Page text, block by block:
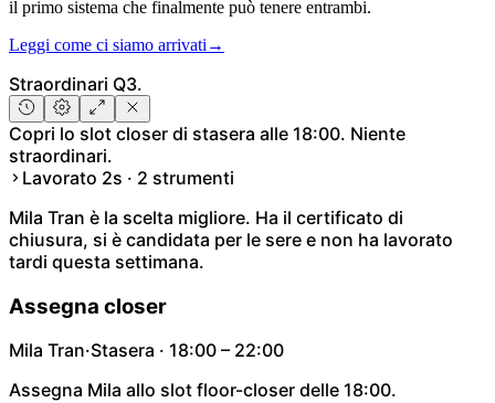
il primo sistema che finalmente può tenere entrambi.
Leggi come ci siamo arrivati →
Straordinari Q3.
Copri lo slot closer di stasera alle 18:00. Niente
straordinari.
Lavorato 2s · 2 strumenti
Mila Tran è la scelta migliore. Ha il certificato di
chiusura, si è candidata per le sere e non ha lavorato
tardi questa settimana.
Assegna closer
Mila Tran·Stasera · 18:00 – 22:00
Assegna Mila allo slot floor-closer delle 18:00.